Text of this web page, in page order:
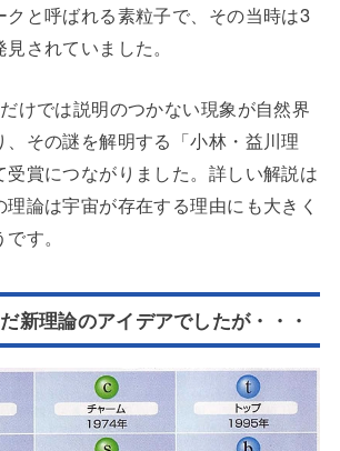
クと呼ばれる素粒子で、その当時は3
されていました。
けでは説明のつかない現象が自然界
、その謎を解明する「小林・益川理
賞につながりました。詳しい解説は
理論は宇宙が存在する理由にも大きく
す。
新理論のアイデアでしたが・・・